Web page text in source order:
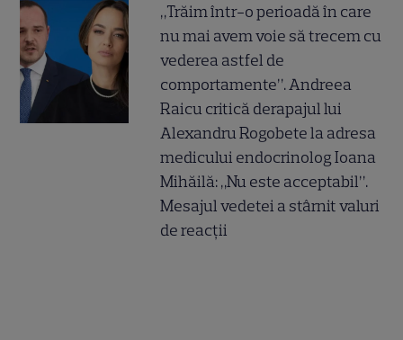
„Trăim într-o perioadă în care
nu mai avem voie să trecem cu
vederea astfel de
comportamente”. Andreea
Raicu critică derapajul lui
Alexandru Rogobete la adresa
medicului endocrinolog Ioana
Mihăilă: „Nu este acceptabil”.
Mesajul vedetei a stârnit valuri
de reacții